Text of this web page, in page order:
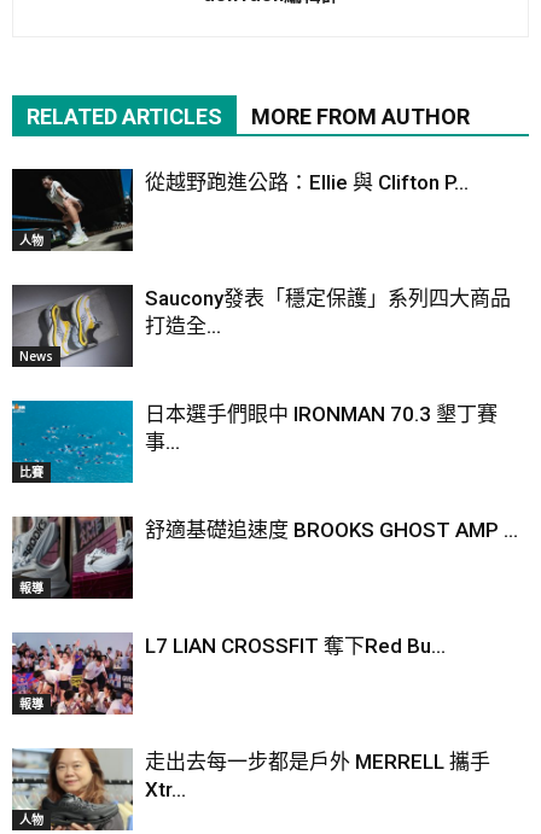
RELATED ARTICLES MORE FROM AUTHOR
人物
從越野跑進公路：Ellie 與 Clifton P...
News
Saucony發表「穩定保護」系列四大商品
打造全...
比賽
日本選手們眼中 IRONMAN 70.3 墾丁賽
事...
報導
舒適基礎追速度 BROOKS GHOST AMP ...
報導
L7 LIAN CROSSFIT 奪下Red Bu...
人物
走出去每一步都是戶外 MERRELL 攜手
Xtr...